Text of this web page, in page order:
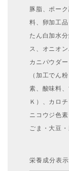
豚脂、ポー
料、卵加工
たん白加水
ス、オニオ
カニパウダ
（加工でん
素、酸味料
Ｋ）、カロ
ニコウジ色
ごま・大豆
栄養成分表